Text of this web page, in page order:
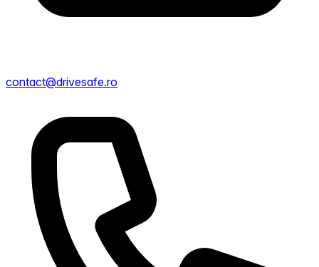
contact@drivesafe.ro